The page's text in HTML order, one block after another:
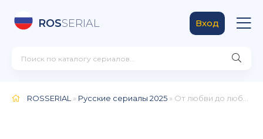
ROSSERIAL Вход
ROSSERIAL » Русские сериалы 2025 » От любви до любви (2025)